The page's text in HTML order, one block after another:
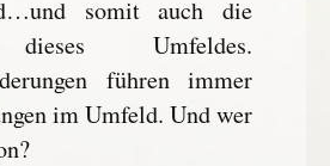
somit auch die
Umfeldes.
führen immer
im Umfeld. Und wer